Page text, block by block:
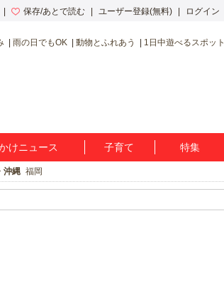
保存/あとで読む ユーザー登録(無料) ログイン
雨の日でもOK 動物とふれあう 1日中遊べるスポット
けニュース 子育て 特集
沖縄 福岡